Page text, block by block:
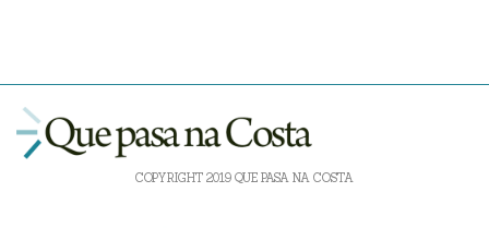
COPYRIGHT 2019 QUE PASA NA COSTA